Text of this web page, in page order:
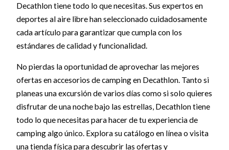
Decathlon tiene todo lo que necesitas. Sus expertos en
deportes al aire libre han seleccionado cuidadosamente
cada artículo para garantizar que cumpla con los
estándares de calidad y funcionalidad.
No pierdas la oportunidad de aprovechar las mejores
ofertas en accesorios de camping en Decathlon. Tanto si
planeas una excursión de varios días como si solo quieres
disfrutar de una noche bajo las estrellas, Decathlon tiene
todo lo que necesitas para hacer de tu experiencia de
camping algo único. Explora su catálogo en línea o visita
una tienda física para descubrir las ofertas y